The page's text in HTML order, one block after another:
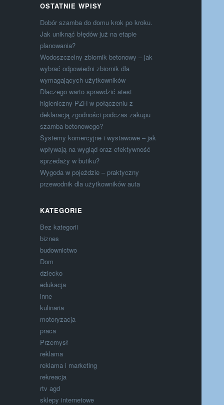
OSTATNIE WPISY
Dobór szamba do domu krok po kroku.
Jak uniknąć błędów już na etapie
planowania?
Wodoszczelny zbiornik betonowy – jak
wybrać odpowiedni zbiornik dla
wymagających użytkowników
Dlaczego warto sprawdzić atest
higieniczny PZH w połączeniu z
deklaracją zgodności podczas zakupu
szamba betonowego?
Systemy komercyjne i wystawowe – jak
wpływają na wygląd oraz efektywność
sprzedaży w butiku?
Wygoda w pojeździe – praktyczny
przewodnik dla użytkowników auta
KATEGORIE
Bez kategorii
biznes
budownictwo
Dom
dziecko
edukacja
inne
kulinaria
motoryzacja
praca
Przemysł
reklama
reklama i marketing
rekreacja
rtv agd
sklepy internetowe